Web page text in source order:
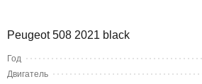
Peugeot 508 2021 black
Год
Двигатель